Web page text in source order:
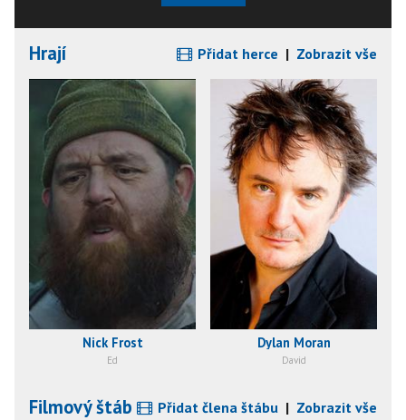
Hrají Přidat herce | Zobrazit vše
Nick Frost
Ed
Dylan Moran
David
Filmový štáb Přidat člena štábu | Zobrazit vše